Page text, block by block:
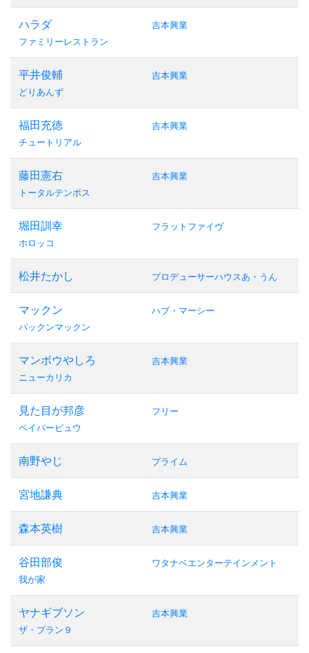
ハラダ
ファミリーレストラン
吉本興業
平井俊輔
どりあんず
吉本興業
福田充徳
チュートリアル
吉本興業
藤田憲右
トータルテンボス
吉本興業
堀田訓幸
ホロッコ
フラットファイヴ
松井たかし プロデューサーハウスあ・うん
マックン
パックンマックン
ハブ・マーシー
マンボウやしろ
ニューカリカ
吉本興業
見た目が邦彦
ペイパービュウ
フリー
南野やじ プライム
宮地謙典 吉本興業
森本英樹 吉本興業
谷田部俊
我が家
ワタナベエンターテインメント
ヤナギブソン
ザ・プラン９
吉本興業